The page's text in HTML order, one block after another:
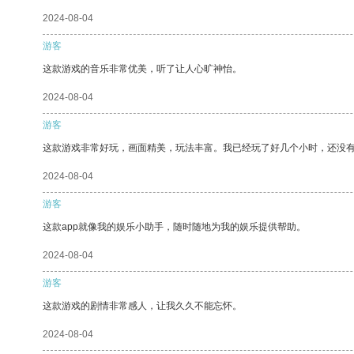
2024-08-04
游客
这款游戏的音乐非常优美，听了让人心旷神怡。
2024-08-04
游客
这款游戏非常好玩，画面精美，玩法丰富。我已经玩了好几个小时，还没
2024-08-04
游客
这款app就像我的娱乐小助手，随时随地为我的娱乐提供帮助。
2024-08-04
游客
这款游戏的剧情非常感人，让我久久不能忘怀。
2024-08-04